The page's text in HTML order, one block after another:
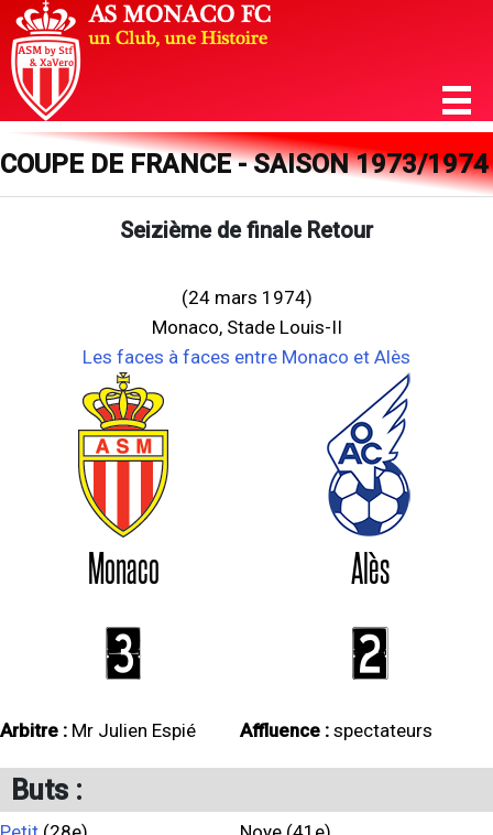
COUPE DE FRANCE - SAISON 1973/1974
Seizième de finale Retour
(24 mars 1974)
Monaco, Stade Louis-II
Les faces à faces entre Monaco et Alès
Monaco Alès
3 2
Arbitre : Mr Julien Espié Affluence : spectateurs
Buts :